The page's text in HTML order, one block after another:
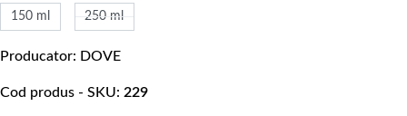
150 ml 250 ml
Producator DOVE
Cod produs - SKU 229